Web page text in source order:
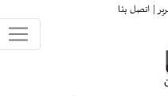
|اتصل بنا